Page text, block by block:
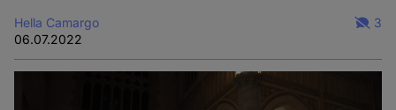
Hella Camargo
06.07.2022
3